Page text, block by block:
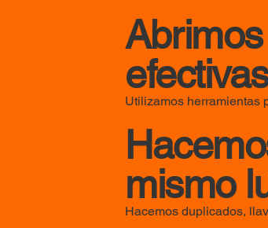
efectivas
Utilizamos herramientas
mismo
Hacemos duplicados,